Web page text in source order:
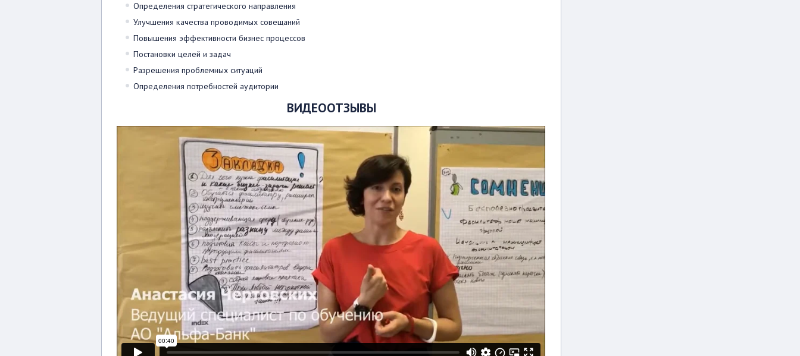
Определения стратегического направления
Улучшения качества проводимых совещаний
Повышения эффективности бизнес процессов
Постановки целей и задач
Разрешения проблемных ситуаций
Определения потребностей аудитории
ВИДЕООТЗЫВЫ